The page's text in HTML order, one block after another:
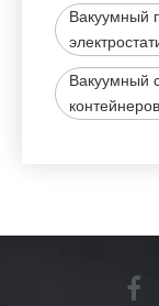
Вакуумный
Вакуумный
контейнеров